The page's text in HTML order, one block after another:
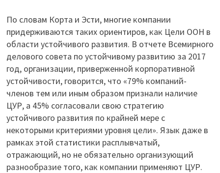
По словам Корта и Эсти, многие компании
придерживаются таких ориентиров, как Цели ООН в
области устойчивого развития. В отчете Всемирного
делового совета по устойчивому развитию за 2017
год, организации, приверженной корпоративной
устойчивости, говорится, что «79% компаний-
членов тем или иным образом признали наличие
ЦУР, а 45% согласовали свою стратегию
устойчивого развития по крайней мере с
некоторыми критериями уровня цели». Язык даже в
рамках этой статистики расплывчатый,
отражающий, но не обязательно организующий
разнообразие того, как компании применяют ЦУР.